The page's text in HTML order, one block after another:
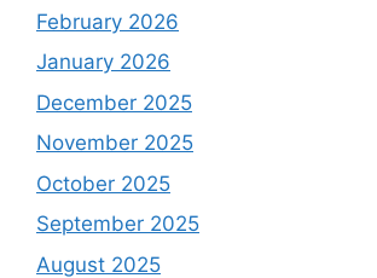
February 2026
January 2026
December 2025
November 2025
October 2025
September 2025
August 2025